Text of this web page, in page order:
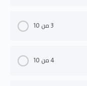
3 من 10
4 من 10